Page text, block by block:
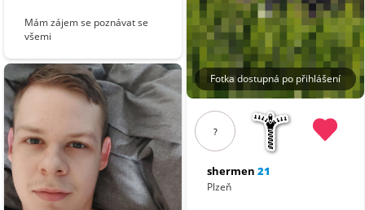
Mám zájem se poznávat se
všemi
Fotka dostupná po přihlášení
?
shermen 21
Plzeň